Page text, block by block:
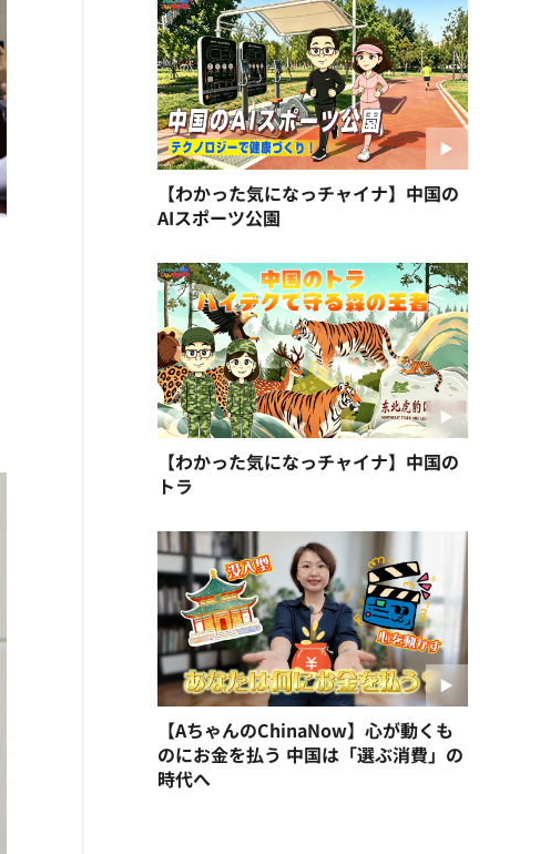
【わかった気になっチャイナ】中国の
AIスポーツ公園
【わかった気になっチャイナ】中国の
トラ
【AちゃんのChinaNow】心が動くも
のにお金を払う 中国は「選ぶ消費」の
時代へ